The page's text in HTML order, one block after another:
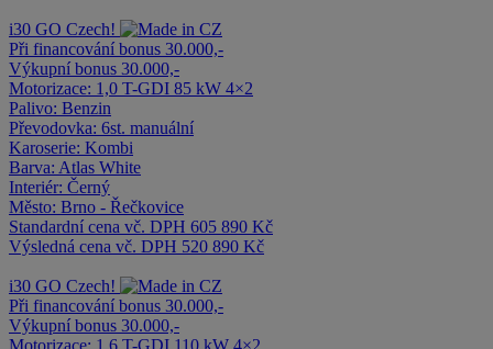
i30 GO Czech!
Při financování bonus 30.000,-
Výkupní bonus 30.000,-
Motorizace: 1,0 T-GDI 85 kW 4×2
Palivo: Benzin
Převodovka: 6st. manuální
Karoserie: Kombi
Barva: Atlas White
Interiér: Černý
Město: Brno - Řečkovice
Standardní cena vč. DPH 605 890 Kč
Výsledná cena vč. DPH 520 890 Kč
i30 GO Czech!
Při financování bonus 30.000,-
Výkupní bonus 30.000,-
Motorizace: 1,6 T-GDI 110 kW 4×2